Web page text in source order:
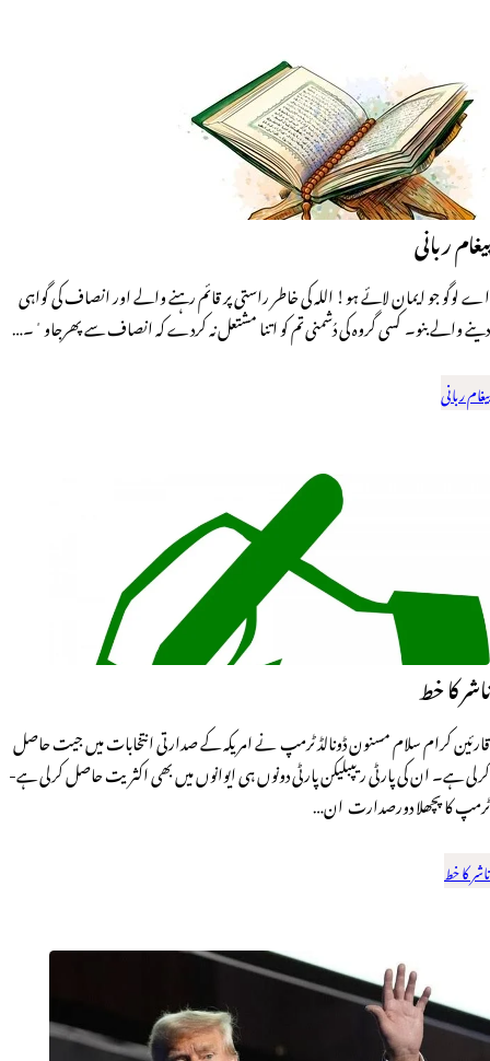
پیغام ربانی
اے لوگو جو ایمان لائے ہو! اللہ کی خاطر راستی پر قائم رہنے والے اور انصاف کی گواہی
دینے والے بنو۔ کسی گروہ کی دُشمنی تم کو اتنا مشتعل نہ کردے کہ انصاف سے پھرجاوٴ۔…
پیغام ربانی
ناشر کا خط
قارئین کرام سلام مسنون ڈونالڈ ٹرمپ نے امریکہ کے صدارتی انتخابات میں جیت حاصل
کرلی ہے۔ ان کی پارٹی ریپبلیکن پارٹی دونوں ہی ایوانوں میں بھی اکثریت حاصل کرلی ہے-
ٹرمپ کا پچھلا دورصدارت ان…
ناشر کا خط